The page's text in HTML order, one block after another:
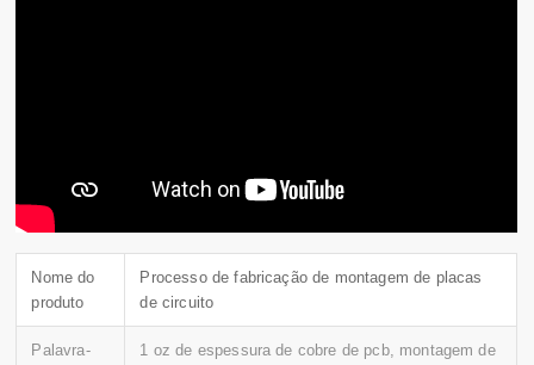
Nome do
produto
Processo de fabricação de montagem de placas
de circuito
Palavra-
1 oz de espessura de cobre de pcb, montagem de